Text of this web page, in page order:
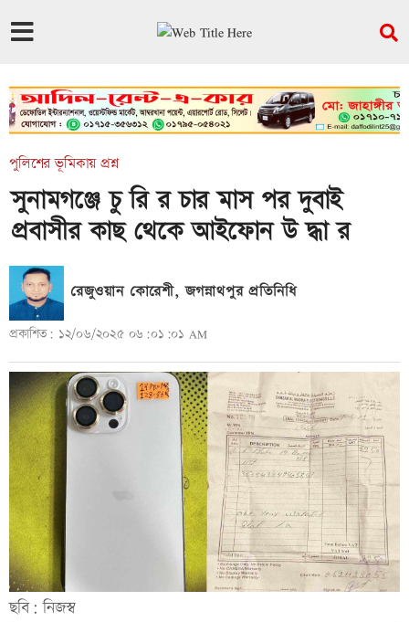
পুলিশের ভূমিকায় প্রশ্ন
সুনামগঞ্জে চু রি র চার মাস পর দুবাই
প্রবাসীর কাছ থেকে আইফোন উ দ্ধা র
রেজুওয়ান কোরেশী, জগন্নাথপুর প্রতিনিধি
প্রকাশিত: ১২/০৬/২০২৫ ০৬:০১:০১ AM
ছবি: নিজস্ব